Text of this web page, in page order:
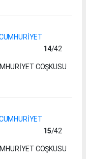
14/42
COŞKUSU
15/42
COŞKUSU